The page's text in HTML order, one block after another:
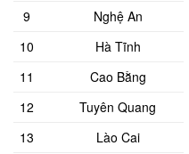
9
Nghệ An
10
Hà Tĩnh
11
Cao Bằng
12
Tuyên Quang
13
Lào Cai